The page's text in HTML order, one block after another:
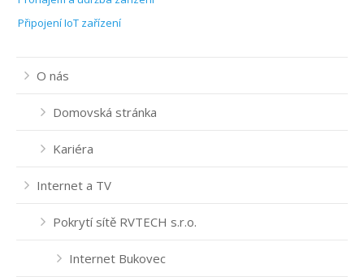
Připojení IoT zařízení
O nás
Domovská stránka
Kariéra
Internet a TV
Pokrytí sítě RVTECH s.r.o.
Internet Bukovec